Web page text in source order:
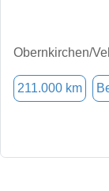
Obernkirchen/
211.000 km